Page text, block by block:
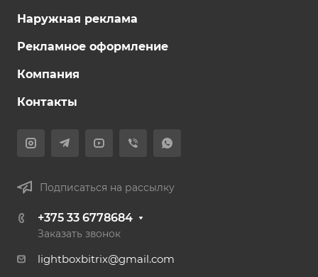
Наружная реклама
Рекламное оформление
Компания
Контакты
Подписаться на рассылку
+375 33 6778684
Заказать звонок
lightboxbitrix@gmail.com